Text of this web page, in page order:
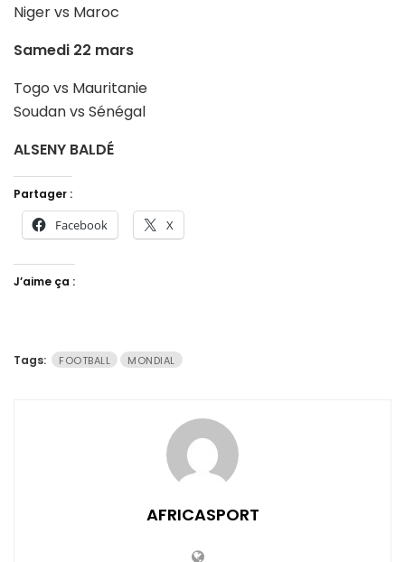
Niger vs Maroc
Samedi 22 mars
Togo vs Mauritanie
Soudan vs Sénégal
ALSENY BALDÉ
Partager :
Facebook X
J’aime ça :
Tags: FOOTBALL MONDIAL
AFRICASPORT